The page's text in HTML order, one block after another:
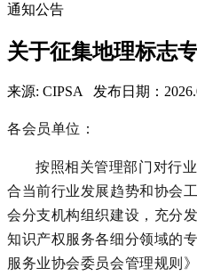
通知公告
关于征集地理标志
来源: CIPSA 发布日期：
各会员单位：
按照相关管理部门对行
合当前行业发展趋势和协会
会分支机构组织建设，充分
知识产权服务各细分领域的
服务业协会委员会管理规则